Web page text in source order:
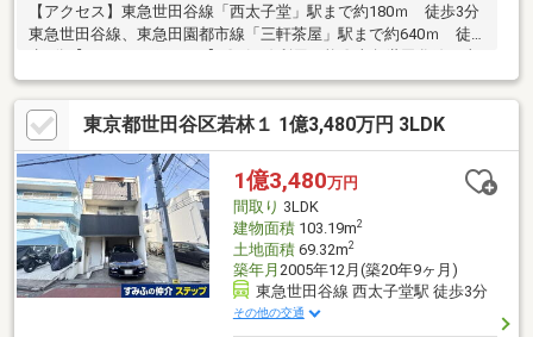
【アクセス】東急世田谷線「西太子堂」駅まで約180ｍ 徒歩3分
東急世田谷線、東急田園都市線「三軒茶屋」駅まで約640ｍ 徒
急田園都市線「三軒茶屋」駅まで徒歩８分〇敷地面積７１．１７
㎡〇延床面積９３．９６㎡ （１階：３３．５７㎡ ２階：３
２．４０㎡ ３階：２７．９９㎡）〇間取 ３LDK〇平成１７年
１２月新築〇3階建て
東京都世田谷区若林１ 1億3,480万円 3LDK
1億3,480万円
間取り 3LDK
建物面積103.19m2
土地面積69.32m2
築年月 2005年12月(築20年9ヶ月)
東急世田谷線 西太子堂駅 徒歩3分
その他の交通